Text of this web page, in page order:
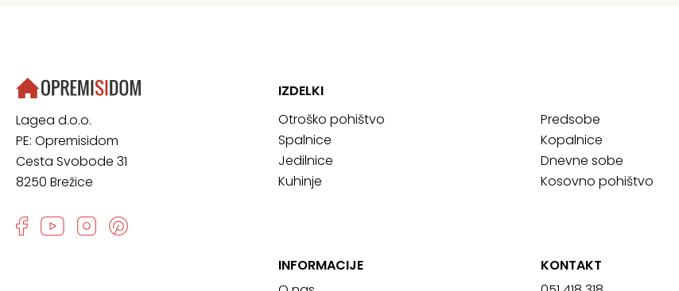
Lagea d.o.o.
PE: Opremisidom
Cesta Svobode 31
8250 Brežice
IZDELKI
Otroško pohištvo
Spalnice
Jedilnice
Kuhinje
Predsobe
Kopalnice
Dnevne sobe
Kosovno pohištvo
INFORMACIJE
KONTAKT